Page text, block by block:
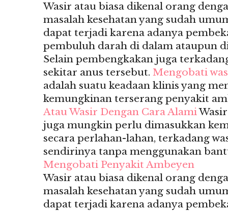
Wasir atau biasa dikenal orang
masalah kesehatan yang sudah
dapat terjadi karena adanya
pembuluh darah di dalam ataupun
Selain pembengkakan juga
sekitar anus tersebut. Mengobati
adalah suatu keadaan klinis yang
kemungkinan terserang penyakit
Atau Wasir Dengan Cara Alami
juga mungkin perlu dimasukkan
secara perlahan-lahan, terkadang
sendirinya tanpa menggunakan
Mengobati Penyakit Ambeyen
Wasir atau biasa dikenal orang
masalah kesehatan yang sudah
dapat terjadi karena adanya